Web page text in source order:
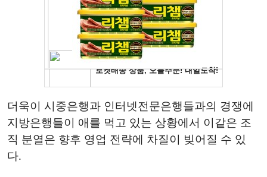
더욱이 시중은행과 인터넷전문은행들과의 경쟁에
지방은행들이 애를 먹고 있는 상황에서 이같은 조
직 분열은 향후 영업 전략에 차질이 빚어질 수 있
다.